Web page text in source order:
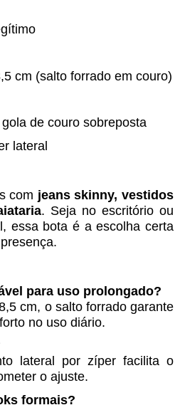
cm (salto forrado em couro)
de couro sobreposta
lateral
com jeans skinny, vestidos
. Seja no escritório ou
essa bota é a escolha certa
para uso prolongado?
cm, o salto forrado garante
no uso diário.
lateral por zíper facilita o
o ajuste.
formais?